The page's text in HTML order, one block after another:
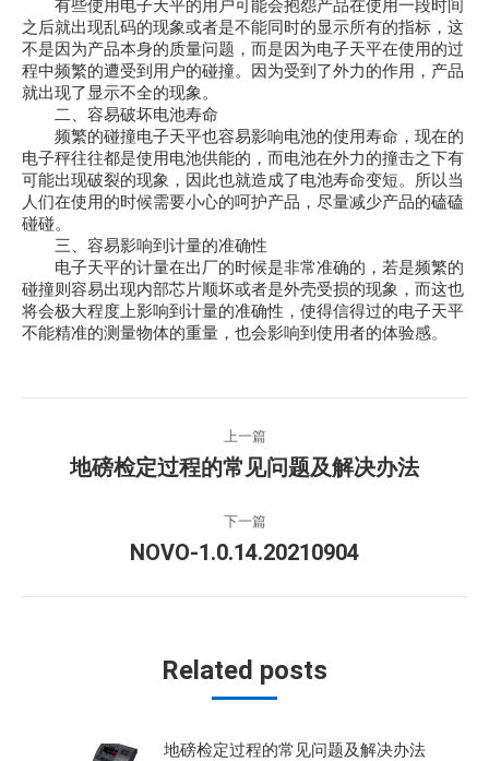
之后就出现乱码的现象或者是不能同时的显示所有的指标，这
不是因为产品本身的质量问题，而是因为电子天平在使用的过
程中频繁的遭受到用户的碰撞。因为受到了外力的作用，产品
就出现了显示不全的现象。
二、容易破坏电池寿命
频繁的碰撞电子天平也容易影响电池的使用寿命，现在的
电子秤往往都是使用电池供能的，而电池在外力的撞击之下有
可能出现破裂的现象，因此也就造成了电池寿命变短。所以当
人们在使用的时候需要小心的呵护产品，尽量减少产品的磕磕
碰碰。
三、容易影响到计量的准确性
电子天平的计量在出厂的时候是非常准确的，若是频繁的
碰撞则容易出现内部芯片顺坏或者是外壳受损的现象，而这也
将会极大程度上影响到计量的准确性，使得信得过的电子天平
不能精准的测量物体的重量，也会影响到使用者的体验感。
上一篇
上
文
章：
地磅检定过程的常见问题及解决办法
下一篇
下
篇
NOVO-1.0.14.20210904
Related posts
地磅检定过程的常见问题及解决办法